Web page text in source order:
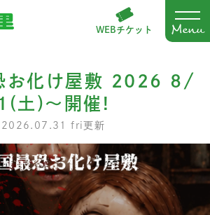
WEBチケット
お化け屋敷 2026 8/
1(土)～開催!
2026.07.31 fri更新